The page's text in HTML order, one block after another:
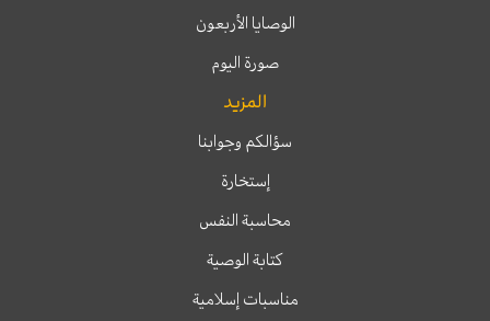
الوصايا الأربعون
صورة اليوم
المزيد
سؤالكم وجوابنا
إستخارة
محاسبة النفس
كتابة الوصية
مناسبات إسلامية